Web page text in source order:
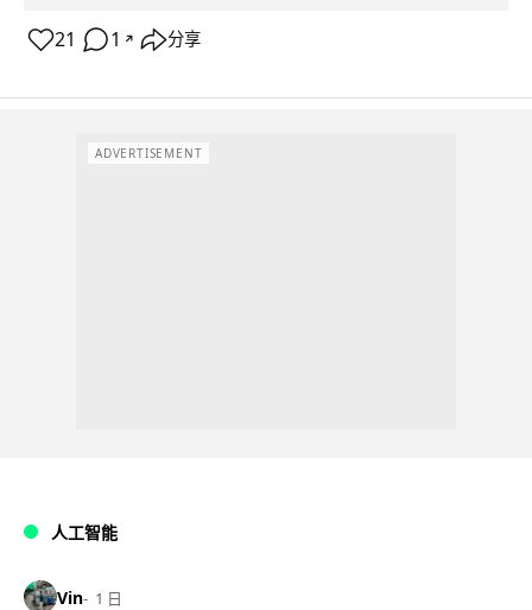
21 1 ↗ 分享
ADVERTISEMENT
人工智能
Vin 1 日